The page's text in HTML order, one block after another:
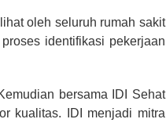
oleh seluruh rumah sakit
identifikasi pekerjaan
bersama IDI Sehat
kualitas. IDI menjadi mitra